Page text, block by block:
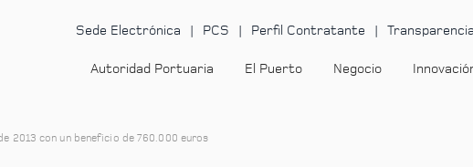
Sede Electrónica PCS Perfil Contratante Transparencia
Autoridad Portuaria El Puerto Negocio
2013 con un beneficio de 760.000 euros